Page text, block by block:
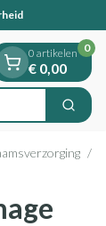
Zoek
0 artikelen
€ 0,00
0
/